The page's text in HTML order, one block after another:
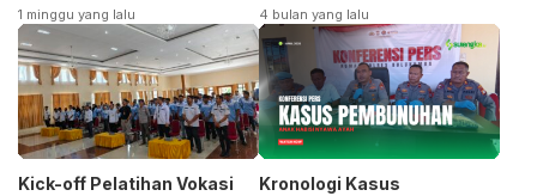
Terpecah
1 minggu yang lalu
Siap Bangkitkan Jurusan
Otomotif
4 bulan yang lalu
Kick-off Pelatihan Vokasi
Kronologi Kasus